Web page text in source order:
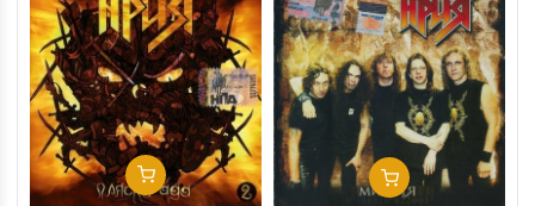
Добавить В Корзину Добавить В Корзину